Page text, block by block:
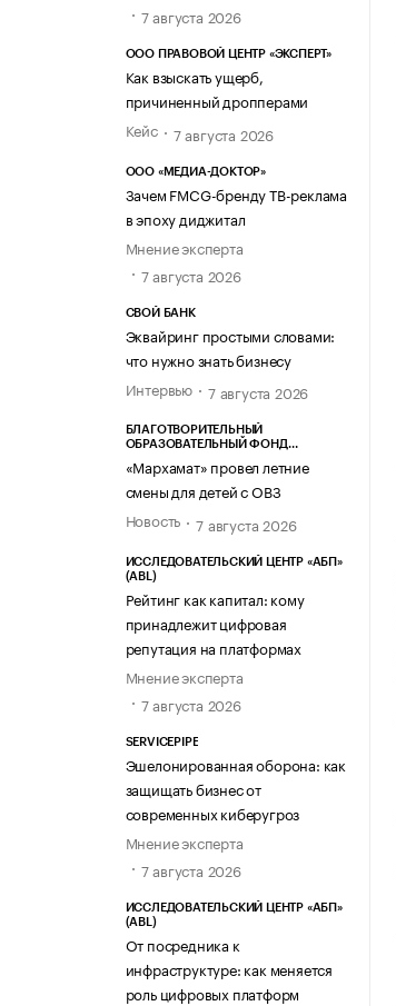
7 августа 2026
ООО ПРАВОВОЙ ЦЕНТР «ЭКСПЕРТ»
Как взыскать ущерб,
причиненный дропперами
Кейс
7 августа 2026
ООО «МЕДИА-ДОКТОР»
Зачем FMCG-бренду ТВ-реклама
в эпоху диджитал
Мнение эксперта
7 августа 2026
СВОЙ БАНК
Эквайринг простыми словами:
что нужно знать бизнесу
Интервью
7 августа 2026
БЛАГОТВОРИТЕЛЬНЫЙ
ОБРАЗОВАТЕЛЬНЫЙ ФОНД
«Мархамат» провел летние
смены для детей с ОВЗ
Новость
7 августа 2026
ИССЛЕДОВАТЕЛЬСКИЙ ЦЕНТР «АБП»
(ABL)
Рейтинг как капитал: кому
принадлежит цифровая
репутация на платформах
Мнение эксперта
7 августа 2026
SERVICEPIPE
Эшелонированная оборона: как
защищать бизнес от
современных киберугроз
Мнение эксперта
7 августа 2026
ИССЛЕДОВАТЕЛЬСКИЙ ЦЕНТР «АБП»
(ABL)
От посредника к
инфраструктуре: как меняется
роль цифровых платформ